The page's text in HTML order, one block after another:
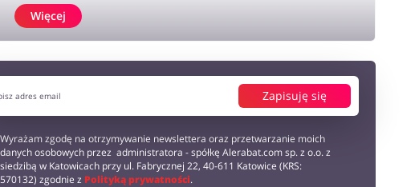
Więcej
Zapisuję się
Wyrażam zgodę na otrzymywanie newslettera oraz przetwarzanie moich
danych osobowych przez administratora - spółkę Alerabat.com sp. z o.o. z
siedzibą w Katowicach przy ul. Fabrycznej 22, 40-611 Katowice (KRS:
570132) zgodnie z Polityką prywatności.